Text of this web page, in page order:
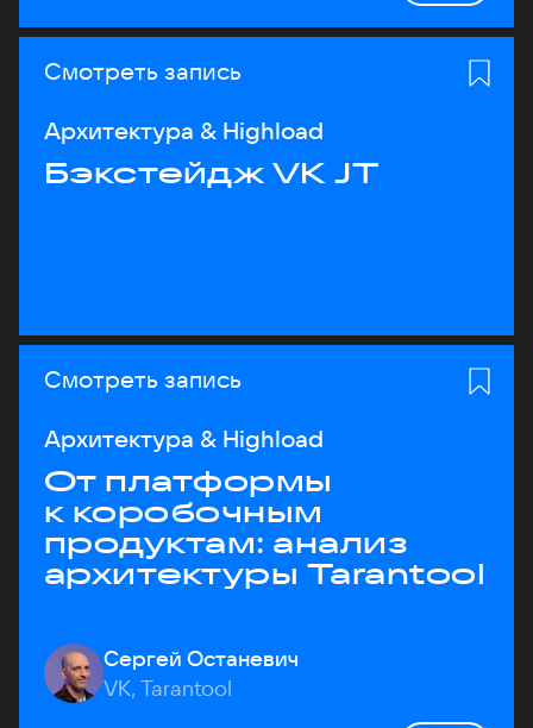
Смотреть запись
Архитектура & Highload
Бэкстейдж VK JT
Смотреть запись
Архитектура & Highload
От платформы
к коробочным
продуктам: анализ
архитектуры Tarantool
Сергей Останевич
VK, Tarantool